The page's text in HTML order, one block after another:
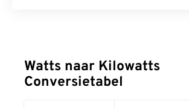
Watts naar Kilowatts
Conversietabel